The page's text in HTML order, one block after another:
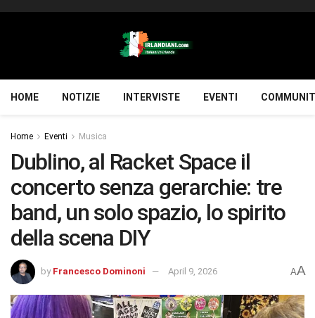
HOME NOTIZIE INTERVISTE EVENTI
Home Eventi Musica
Dublino, al Racket Space il
concerto senza gerarchie: tre
band, un solo spazio, lo spirito
della scena DIY
by Francesco Dominoni April 9, 2026 AA